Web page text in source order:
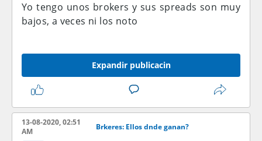
Yo tengo unos brokers y sus spreads son muy
bajos, a veces ni los noto
Expandir publicacin
13-08-2020, 02:51
AM
Brkeres: Ellos dnde ganan?